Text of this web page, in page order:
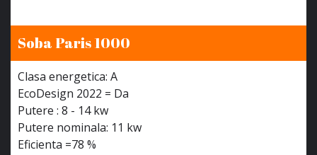
Soba Paris 1000
Clasa energetica: A
EcoDesign 2022 = Da
Putere : 8 - 14 kw
Putere nominala: 11 kw
Eficienta =78 %